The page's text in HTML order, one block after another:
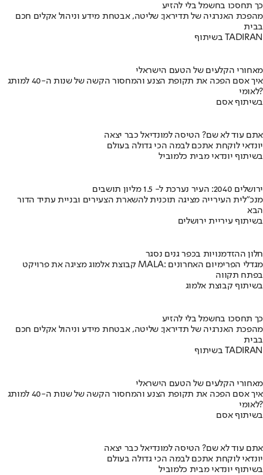
כך תחסכו בחשמל בלי להזיע
מהפכת האנרגיה של תדיראן: שליטה, אבטחת מידע וניהול אקלים חכם
בבית
בשיתוף TADIRAN
מאחורי הקלעים של הטעם הישראלי
איך אסם הפכה את תקופת הצנע והמחסור הקשה של שנות ה-40 למותג
לאומי?
בשיתוף אסם
אתם עוד לא שם? הטיסה למונדיאל כבר יצאה
יונדאי לוקחת אתכם לבמה הכי גדולה בעולם
בשיתוף יונדאי מבית כלמוביל
ירושלים 2040: העיר נערכת ל- 1.5 מליון תושבים
מנכ"לית העירייה מציגה תוכנית להשארת הצעירים ובניית עתיד הדור
הבא
בשיתוף עיריית ירושלים
חלון ההזדמנויות בכפר גנים נסגר
קבוצת אלמוג מציגה את פרויקט MALA: מגדלי הפרימיום האחרונים
בפתח תקווה
בשיתוף קבוצת אלמוג
כך תחסכו בחשמל בלי להזיע
מהפכת האנרגיה של תדיראן: שליטה, אבטחת מידע וניהול אקלים חכם
בבית
בשיתוף TADIRAN
מאחורי הקלעים של הטעם הישראלי
איך אסם הפכה את תקופת הצנע והמחסור הקשה של שנות ה-40 למותג
לאומי?
בשיתוף אסם
אתם עוד לא שם? הטיסה למונדיאל כבר יצאה
יונדאי לוקחת אתכם לבמה הכי גדולה בעולם
בשיתוף יונדאי מבית כלמוביל